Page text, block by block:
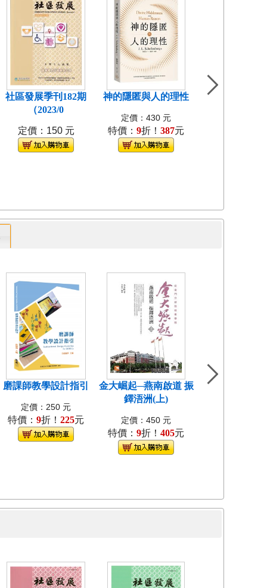
社區發展季刊182期
（2023/0
定價：150 元
神的隱匿與人的理性
定價：430 元
特價： 9折！ 387元
島嶼食紀[3本不
磨課師教學設計指引
定價：250 元
特價： 9折！ 225元
金大崛起─燕南啟道 振
鐸浯洲(上)
定價：450 元
特價： 9折！ 405元
中國近代教會